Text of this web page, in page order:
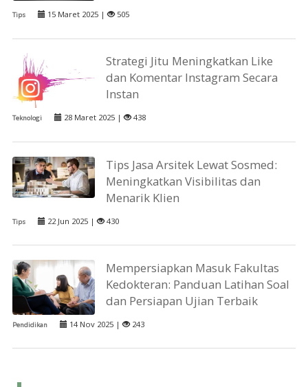
Tips 15 Maret 2025 | 505
Strategi Jitu Meningkatkan Like
dan Komentar Instagram Secara
Instan
Teknologi 28 Maret 2025 | 438
Tips Jasa Arsitek Lewat Sosmed:
Meningkatkan Visibilitas dan
Menarik Klien
Tips 22 Jun 2025 | 430
Mempersiapkan Masuk Fakultas
Kedokteran: Panduan Latihan Soal
dan Persiapan Ujian Terbaik
Pendidikan 14 Nov 2025 | 243